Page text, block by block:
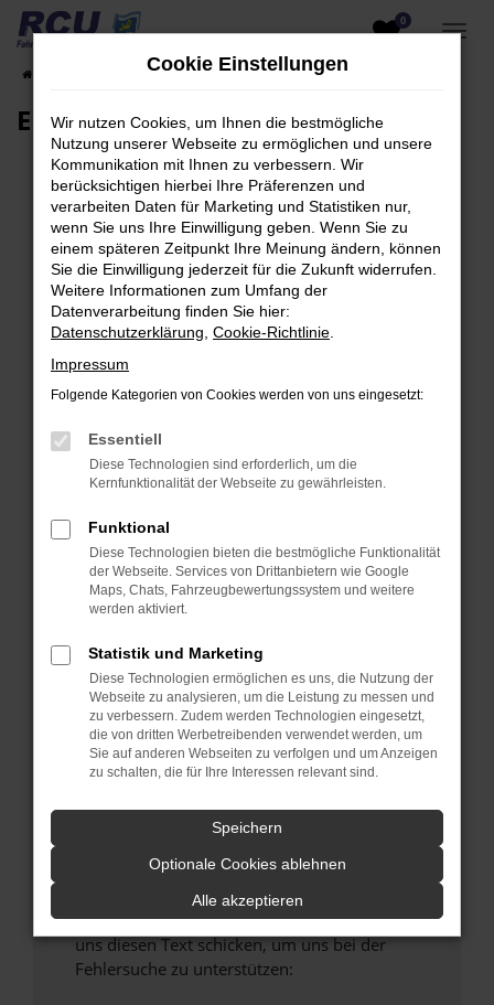
Zum
Hauptinhalt
springen
0
EU-Fahrzeuge am Lager Fahrzeugsuche
EU-Neuwagen für Händler
Fehler: Network Error
Beim Laden ist ein Fehler aufgetreten.
Hier sind ein paar Tipps, die dir helfen können:
Überprüfe deine Firewall und deine
Laden andere Webseiten, zum Beispiel deine
Suchmaschine?
Prüfe deine Browsererweiterungen.
Manche Erweiterungen, wie Werbeblocker,
können das Laden bestimmter Seiten
anderen Browser oder in einem privaten
Fenster?
Starte dein Gerät neu.
Das kann manchmal helfen, vorübergehende
Stelle sicher, dass dein Browser und dein
Betriebssystem auf dem neuesten Stand
sind.
Veraltete Software birgt nicht nur ein
Sicherheitsrisiko, sondern kann auch dazu
unterstützt werden.
Wenn du alle oben genannten Schritte versucht
hast, kontaktiere uns bitte. Wir werden
versuchen, das Problem zu beheben. Du kannst
uns diesen Text schicken, um uns bei der
Fehlersuche zu unterstützen:
Cookie Einstellungen
Wir nutzen Cookies, um Ihnen die bestmögliche
Nutzung unserer Webseite zu ermöglichen und unsere
Kommunikation mit Ihnen zu verbessern. Wir
berücksichtigen hierbei Ihre Präferenzen und
verarbeiten Daten für Marketing und Statistiken nur,
wenn Sie uns Ihre Einwilligung geben. Wenn Sie zu
einem späteren Zeitpunkt Ihre Meinung ändern, können
Sie die Einwilligung jederzeit für die Zukunft widerrufen.
Weitere Informationen zum Umfang der
Datenverarbeitung finden Sie hier:
Datenschutzerklärung Cookie-Richtlinie
Impressum
Folgende Kategorien von Cookies werden von uns eingesetzt:
Essentiell
Diese Technologien sind erforderlich, um die
Kernfunktionalität der Webseite zu gewährleisten.
Funktional
Diese Technologien bieten die bestmögliche Funktionalität
der Webseite. Services von Drittanbietern wie Google
Maps, Chats, Fahrzeugbewertungssystem und weitere
werden aktiviert.
Statistik und Marketing
Diese Technologien ermöglichen es uns, die Nutzung der
Webseite zu analysieren, um die Leistung zu messen und
zu verbessern. Zudem werden Technologien eingesetzt,
die von dritten Werbetreibenden verwendet werden, um
Sie auf anderen Webseiten zu verfolgen und um Anzeigen
zu schalten, die für Ihre Interessen relevant sind.
Speichern
Optionale Cookies ablehnen
Alle akzeptieren